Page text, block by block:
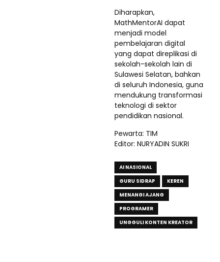
Diharapkan,
MathMentorAI dapat
menjadi model
pembelajaran digital
yang dapat direplikasi di
sekolah-sekolah lain di
Sulawesi Selatan, bahkan
di seluruh Indonesia, guna
mendukung transformasi
teknologi di sektor
pendidikan nasional.
Pewarta: TIM
Editor: NURYADIN SUKRI
AI NASIONAL
GURU SIDRAP
KEREN
MENANGI AJANG
PROGRAMER
UNGGULI KONTEN KREATOR